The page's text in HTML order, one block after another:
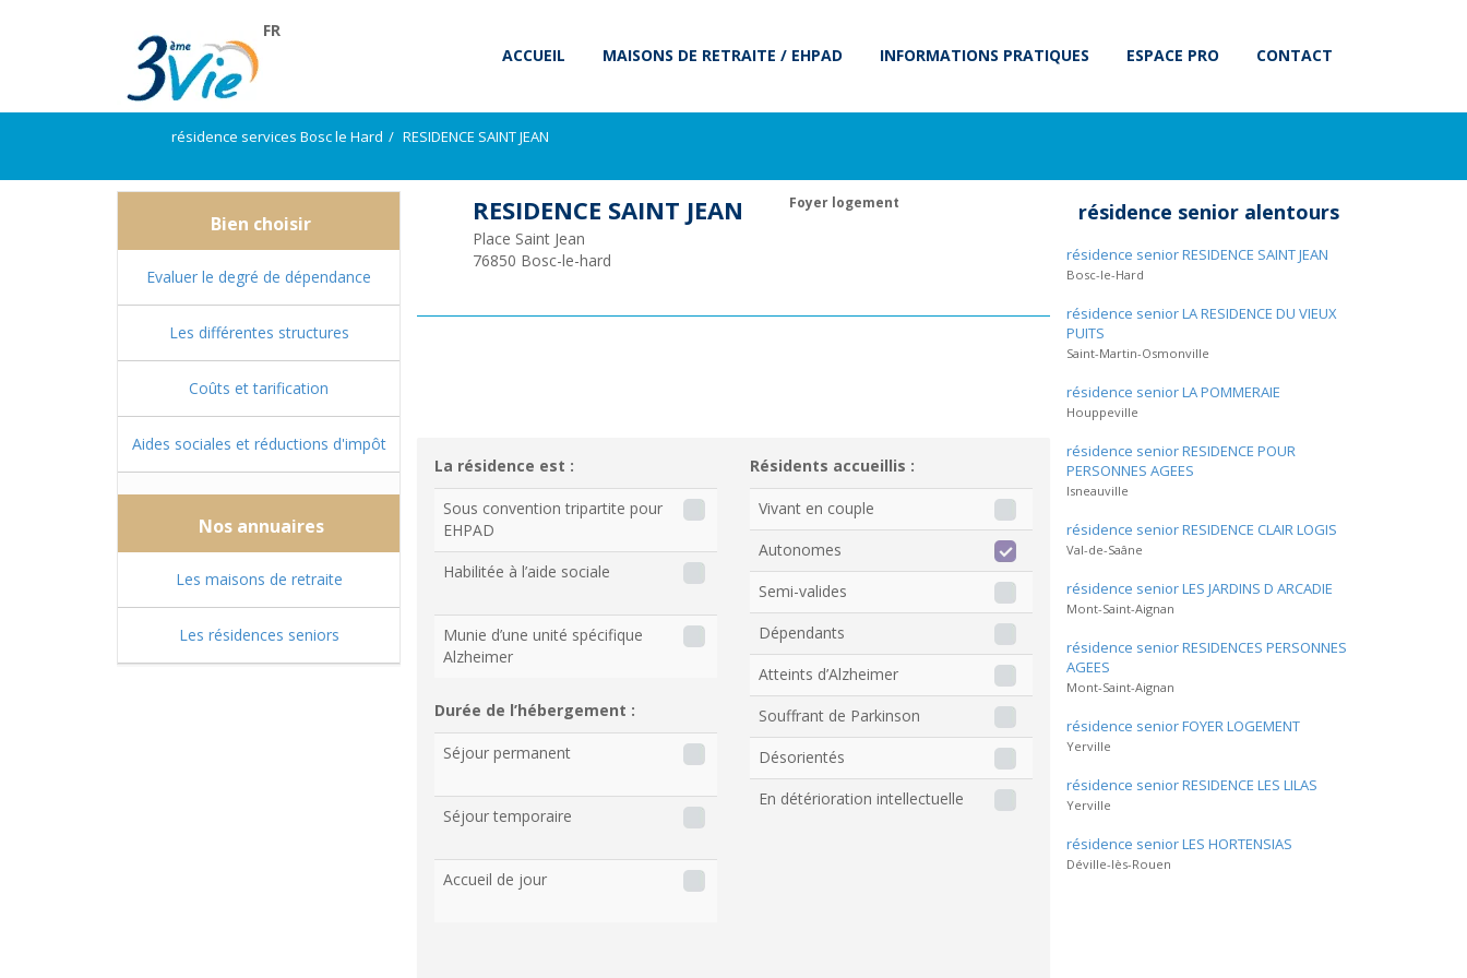
FR
ACCUEIL
MAISONS DE RETRAITE / EHPAD INFORMATIONS PRATIQUES ESPACE PRO CONTACT
résidence services Bosc le Hard RESIDENCE SAINT JEAN
Bien choisir
Evaluer le degré de dépendance
Les différentes structures
Coûts et tarification
Aides sociales et réductions d'impôt
Nos annuaires
Les maisons de retraite
Les résidences seniors
RESIDENCE SAINT JEAN
Place Saint Jean
76850 Bosc-le-hard
Foyer logement
La résidence est :
Sous convention tripartite pour
EHPAD
Habilitée à l’aide sociale
Munie d’une unité spécifique
Alzheimer
Durée de l’hébergement :
Séjour permanent
Séjour temporaire
Accueil de jour
Résidents accueillis :
Vivant en couple
Autonomes
Semi-valides
Dépendants
Atteints d’Alzheimer
Souffrant de Parkinson
Désorientés
En détérioration intellectuelle
résidence senior alentours
résidence senior RESIDENCE SAINT JEAN
Bosc-le-Hard
résidence senior LA RESIDENCE DU VIEUX
PUITS
Saint-Martin-Osmonville
résidence senior LA POMMERAIE
Houppeville
résidence senior RESIDENCE POUR
PERSONNES AGEES
Isneauville
résidence senior RESIDENCE CLAIR LOGIS
Val-de-Saâne
résidence senior LES JARDINS D ARCADIE
Mont-Saint-Aignan
résidence senior RESIDENCES PERSONNES
AGEES
Mont-Saint-Aignan
résidence senior FOYER LOGEMENT
Yerville
résidence senior RESIDENCE LES LILAS
Yerville
résidence senior LES HORTENSIAS
Déville-lès-Rouen